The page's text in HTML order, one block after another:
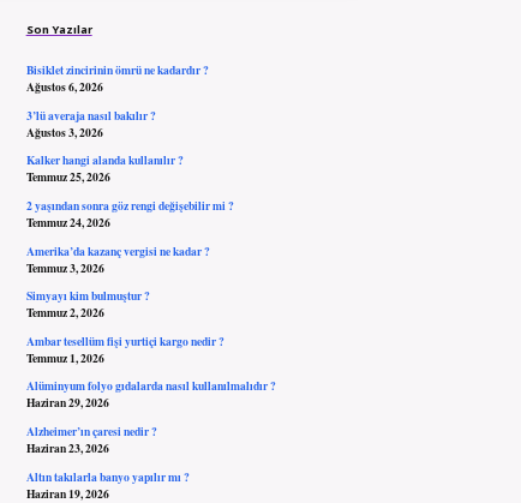
Son Yazılar
Bisiklet zincirinin ömrü ne kadardır ?
Ağustos 6, 2026
3’lü averaja nasıl bakılır ?
Ağustos 3, 2026
Kalker hangi alanda kullanılır ?
Temmuz 25, 2026
2 yaşından sonra göz rengi değişebilir mi ?
Temmuz 24, 2026
Amerika’da kazanç vergisi ne kadar ?
Temmuz 3, 2026
Simyayı kim bulmuştur ?
Temmuz 2, 2026
Ambar tesellüm fişi yurtiçi kargo nedir ?
Temmuz 1, 2026
Alüminyum folyo gıdalarda nasıl kullanılmalıdır ?
Haziran 29, 2026
Alzheimer’ın çaresi nedir ?
Haziran 23, 2026
Altın takılarla banyo yapılır mı ?
Haziran 19, 2026